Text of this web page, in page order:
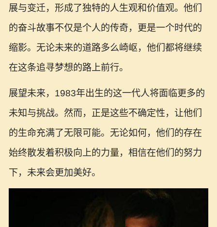
展与变迁，形成了独特的人生观和价值观。他们
的奋斗故事不仅是个人的传奇，更是一个时代的
缩影。无论未来的道路多么崎岖，他们都将继续
在这条追寻梦想的路上前行。
展望未来，1983年出生的这一代人将面临更多的
未知与挑战。然而，正是这些不确定性，让他们
的生命充满了无限可能。无论如何，他们的存在
始终散发着积极向上的力量，相信在他们的努力
下，未来会更加美好。